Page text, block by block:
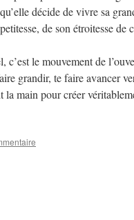
qu’elle décide de vivre sa
petitesse, de son étroitesse de
c’est le mouvement de
grandir, te faire avancer
la main pour créer